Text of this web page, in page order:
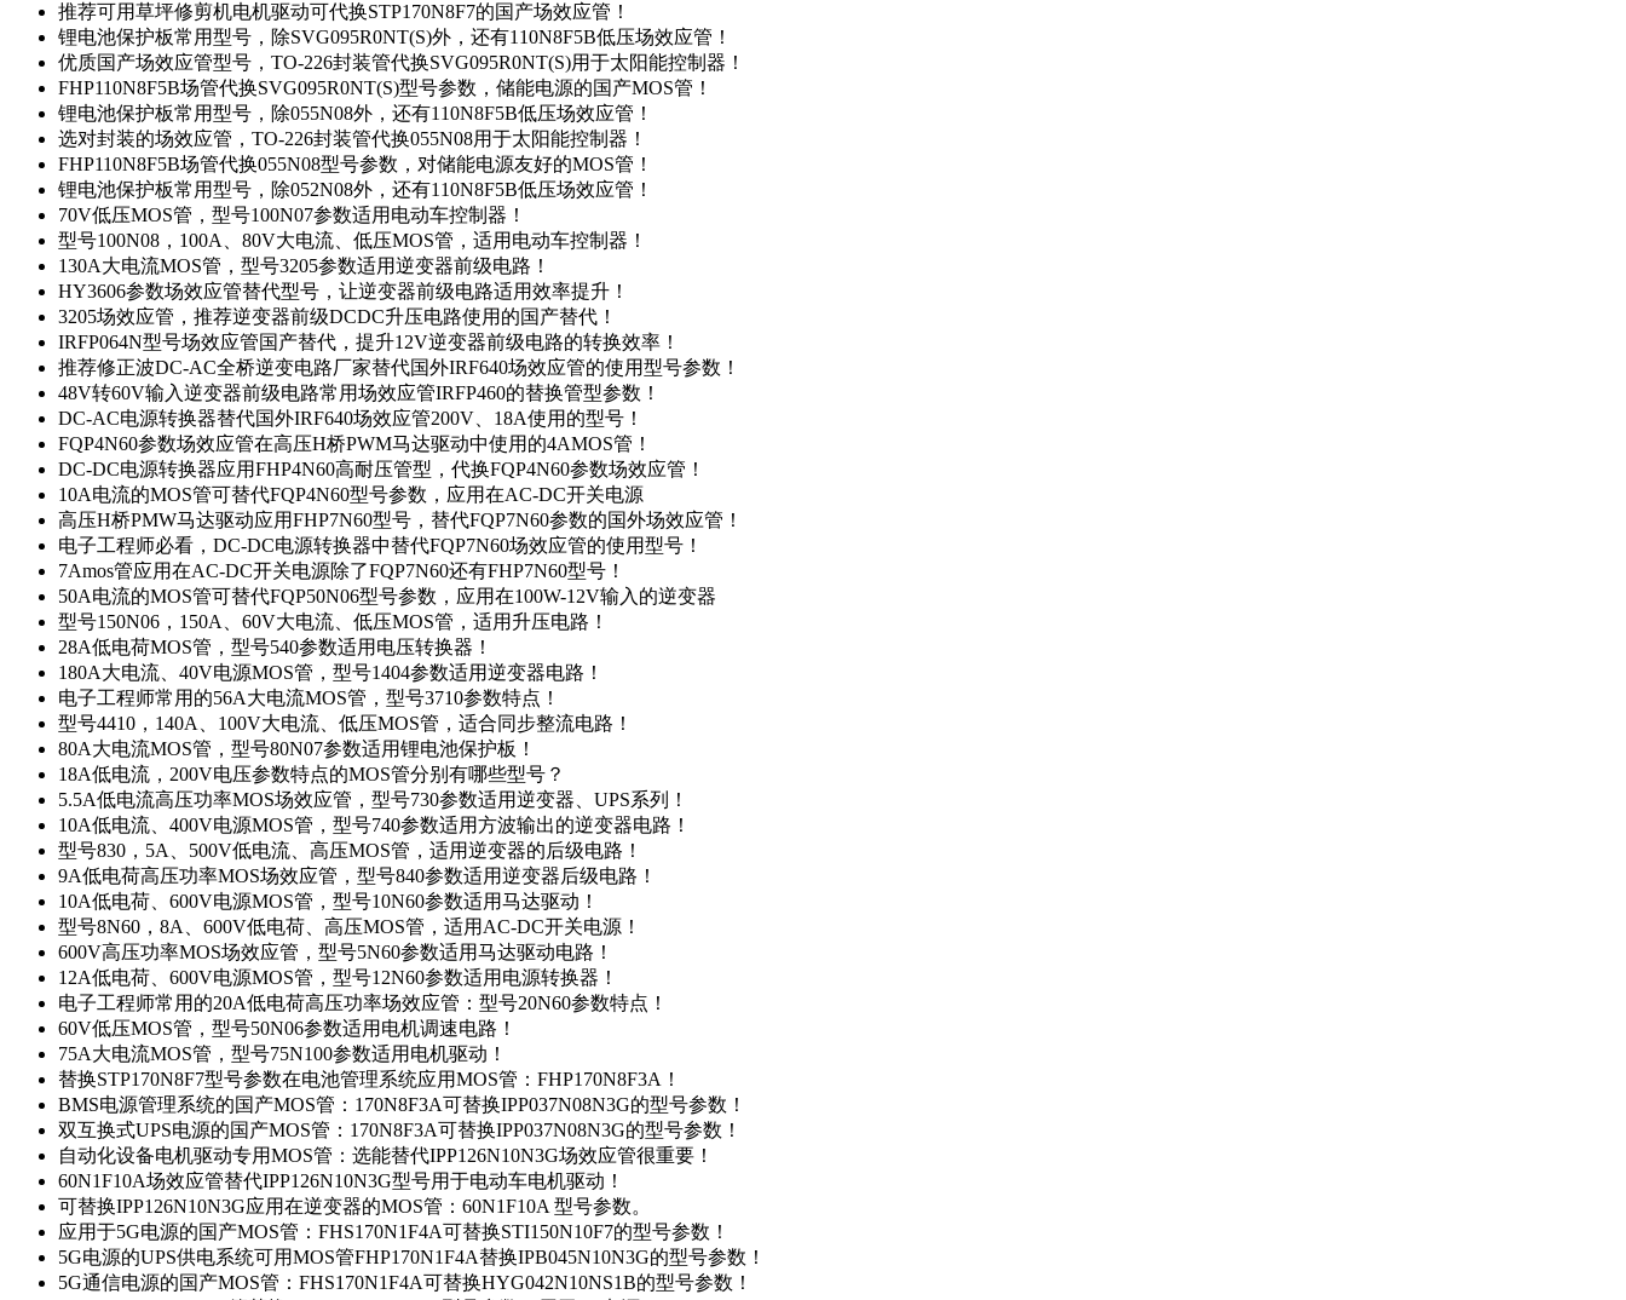
推荐可用草坪修剪机电机驱动可代换STP170N8F7的国产场效应管！
锂电池保护板常用型号，除SVG095R0NT(S)外，还有110N8F5B低压场效应管！
优质国产场效应管型号，TO-226封装管代换SVG095R0NT(S)用于太阳能控制器！
FHP110N8F5B场管代换SVG095R0NT(S)型号参数，储能电源的国产MOS管！
锂电池保护板常用型号，除055N08外，还有110N8F5B低压场效应管！
选对封装的场效应管，TO-226封装管代换055N08用于太阳能控制器！
FHP110N8F5B场管代换055N08型号参数，对储能电源友好的MOS管！
锂电池保护板常用型号，除052N08外，还有110N8F5B低压场效应管！
70V低压MOS管，型号100N07参数适用电动车控制器！
型号100N08，100A、80V大电流、低压MOS管，适用电动车控制器！
130A大电流MOS管，型号3205参数适用逆变器前级电路！
HY3606参数场效应管替代型号，让逆变器前级电路适用效率提升！
3205场效应管，推荐逆变器前级DCDC升压电路使用的国产替代！
IRFP064N型号场效应管国产替代，提升12V逆变器前级电路的转换效率！
推荐修正波DC-AC全桥逆变电路厂家替代国外IRF640场效应管的使用型号参数！
48V转60V输入逆变器前级电路常用场效应管IRFP460的替换管型参数！
DC-AC电源转换器替代国外IRF640场效应管200V、18A使用的型号！
FQP4N60参数场效应管在高压H桥PWM马达驱动中使用的4AMOS管！
DC-DC电源转换器应用FHP4N60高耐压管型，代换FQP4N60参数场效应管！
10A电流的MOS管可替代FQP4N60型号参数，应用在AC-DC开关电源
高压H桥PMW马达驱动应用FHP7N60型号，替代FQP7N60参数的国外场效应管！
电子工程师必看，DC-DC电源转换器中替代FQP7N60场效应管的使用型号！
7Amos管应用在AC-DC开关电源除了FQP7N60还有FHP7N60型号！
50A电流的MOS管可替代FQP50N06型号参数，应用在100W-12V输入的逆变器
型号150N06，150A、60V大电流、低压MOS管，适用升压电路！
28A低电荷MOS管，型号540参数适用电压转换器！
180A大电流、40V电源MOS管，型号1404参数适用逆变器电路！
电子工程师常用的56A大电流MOS管，型号3710参数特点！
型号4410，140A、100V大电流、低压MOS管，适合同步整流电路！
80A大电流MOS管，型号80N07参数适用锂电池保护板！
18A低电流，200V电压参数特点的MOS管分别有哪些型号？
5.5A低电流高压功率MOS场效应管，型号730参数适用逆变器、UPS系列！
10A低电流、400V电源MOS管，型号740参数适用方波输出的逆变器电路！
型号830，5A、500V低电流、高压MOS管，适用逆变器的后级电路！
9A低电荷高压功率MOS场效应管，型号840参数适用逆变器后级电路！
10A低电荷、600V电源MOS管，型号10N60参数适用马达驱动！
型号8N60，8A、600V低电荷、高压MOS管，适用AC-DC开关电源！
600V高压功率MOS场效应管，型号5N60参数适用马达驱动电路！
12A低电荷、600V电源MOS管，型号12N60参数适用电源转换器！
电子工程师常用的20A低电荷高压功率场效应管：型号20N60参数特点！
60V低压MOS管，型号50N06参数适用电机调速电路！
75A大电流MOS管，型号75N100参数适用电机驱动！
替换STP170N8F7型号参数在电池管理系统应用MOS管：FHP170N8F3A！
BMS电源管理系统的国产MOS管：170N8F3A可替换IPP037N08N3G的型号参数！
双互换式UPS电源的国产MOS管：170N8F3A可替换IPP037N08N3G的型号参数！
自动化设备电机驱动专用MOS管：选能替代IPP126N10N3G场效应管很重要！
60N1F10A场效应管替代IPP126N10N3G型号用于电动车电机驱动！
可替换IPP126N10N3G应用在逆变器的MOS管：60N1F10A 型号参数。
应用于5G电源的国产MOS管：FHS170N1F4A可替换STI150N10F7的型号参数！
5G电源的UPS供电系统可用MOS管FHP170N1F4A替换IPB045N10N3G的型号参数！
5G通信电源的国产MOS管：FHS170N1F4A可替换HYG042N10NS1B的型号参数！